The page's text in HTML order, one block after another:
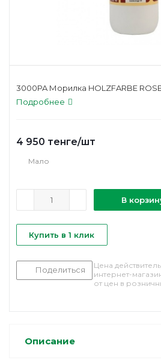
3000PA Морилка HOLZFARBE
Подробнее
4 950 тенге/шт
Мало
В
Купить в 1 клик
Поделиться
Цена
интернет-
от цен в
Описание